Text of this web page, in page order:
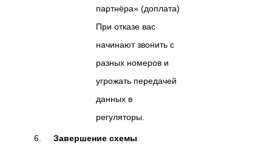
партнёра» (доплата)
При отказе вас
начинают звонить с
разных номеров и
угрожать передачей
данных в
регуляторы.
Завершение схемы